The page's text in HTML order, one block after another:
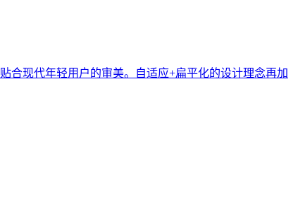
合现代年轻用户的审美。自适应+扁平化的设计理念再加